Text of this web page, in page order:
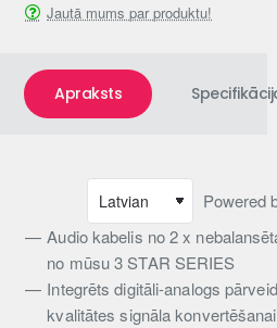
Jautā mums par produktu!
Apraksts
Powered
Audio kabelis no 2 x
no mūsu 3 STAR SERIES
Integrēts digitāli-analogs
kvalitātes signāla konvertēšanai